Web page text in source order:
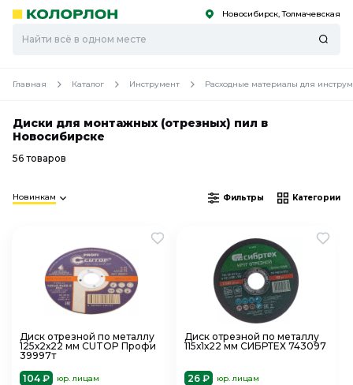
Скоро
Скоро Новосибирск, Толмачевская
Главная Каталог Инструмент Расходные материалы для
Диски для монтажных (отрезных) пил в
Новосибирске
56 товаров
Новинкам Фильтры Категории
Диск отрезной по металлу
125х2х22 мм CUTOP Профи
39997т
104 ₽
юр. лицам
Диск отрезной по металлу
115х1х22 мм СИБРТЕХ 743097
26 ₽ юр. лицам